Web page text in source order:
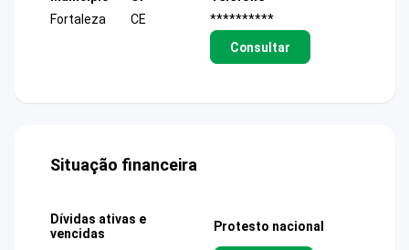
Fortaleza
CE
**********
Consultar
Situação financeira
Dívidas ativas e
vencidas
Protesto nacional